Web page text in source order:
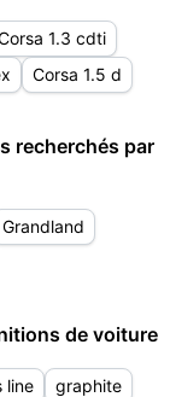
1.3 cdti
Corsa 1.5 d
recherchés par
Grandland
de voiture
line
graphite